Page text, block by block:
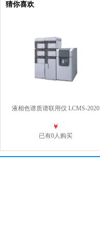
猜你喜欢
液相色谱质谱联用仪 LCMS-2020
￥
已有0人购买